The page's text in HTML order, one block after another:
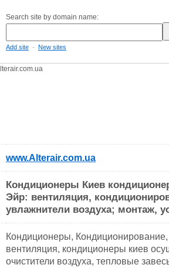
Search site by domain name:
Add site - New sites
www.Alterair.com.ua
Кондиционеры Киев
Эйр: вентиляция,
увлажнители воздуха; монтаж,
Кондиционеры,
вентиляция, кондиционеры киев
очистители воздуха, тепловые